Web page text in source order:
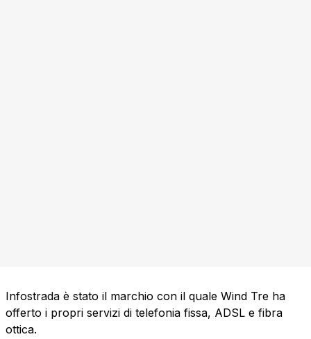
Infostrada è stato il marchio con il quale Wind Tre ha
offerto i propri servizi di telefonia fissa, ADSL e fibra
ottica.